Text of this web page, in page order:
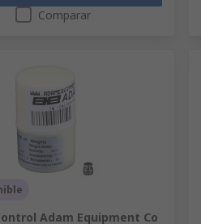
Comparar
Adam Equipment Co